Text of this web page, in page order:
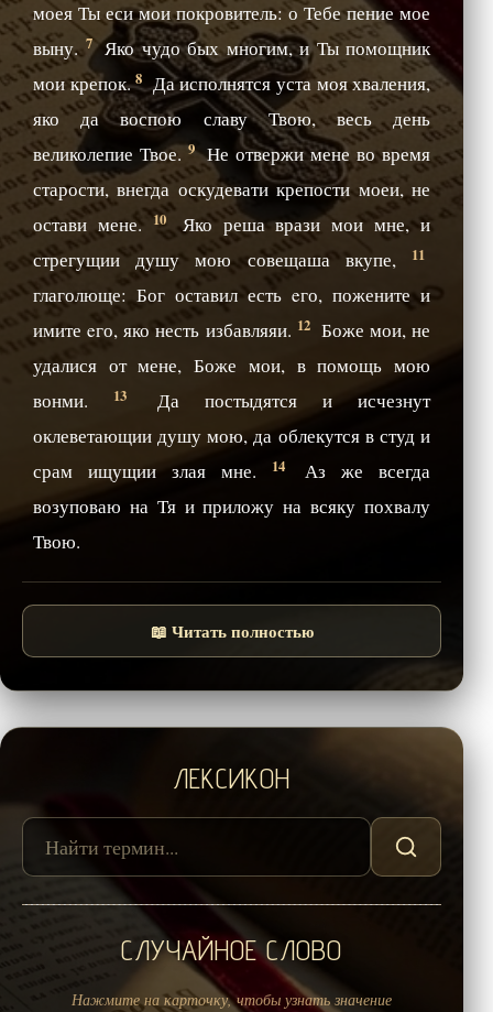
моея Ты еси мои покровитель: о Тебе пение мое
выну. 7 Яко чудо бых многим, и Ты помощник
мои крепок.8 Да исполнятся уста моя хваления,
яко да воспою славу Твою, весь день
великолепие Твое.9 Не отвержи мене во время
старости, внегда оскудевати крепости моеи, не
остави мене.10
Яко реша врази мои мне, и
стрегущии душу мою совещаша вкупе,
11
глаголюще: Бог оставил есть eго, пожените и
имите eго, яко несть избавляяи. 12 Боже мои, не
удалися от мене, Боже мои, в помощь мою
вонми.
13
Да постыдятся и исчезнут
оклеветающии душу мою, да облекутся в студ и
срам ищущии злая мне.
14
Аз же всегда
возуповаю на Тя и приложу на всяку похвалу
Твою.
📖 Читать полностью
ЛЕКСИКОН
СЛУЧАЙНОЕ СЛОВО
Нажмите на карточку, чтобы узнать значение